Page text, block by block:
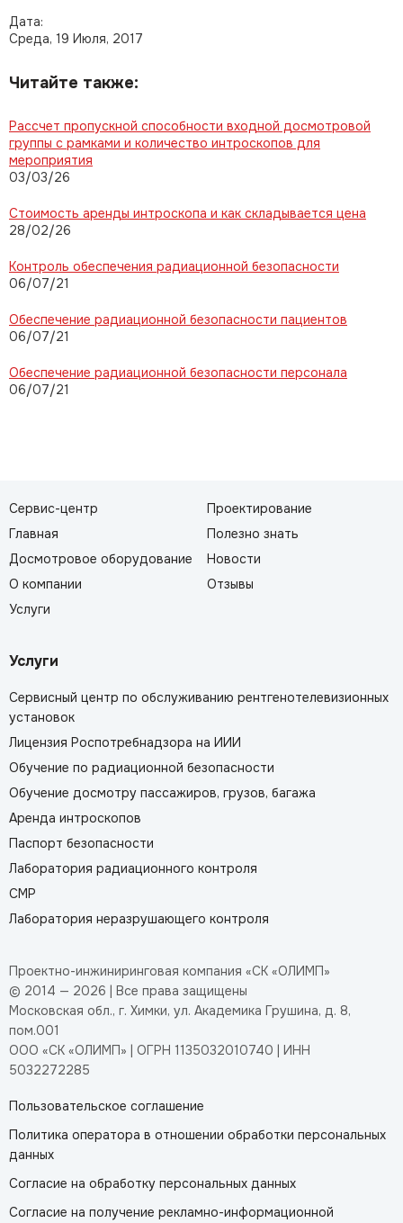
Дата:
Среда, 19 Июля, 2017
Читайте также:
Рассчет пропускной способности входной досмотровой
группы с рамками и количество интроскопов для
мероприятия
03/03/26
Стоимость аренды интроскопа и как складывается цена
28/02/26
Контроль обеспечения радиационной безопасности
06/07/21
Обеспечение радиационной безопасности пациентов
06/07/21
Обеспечение радиационной безопасности персонала
06/07/21
Сервис-центр
Главная
Досмотровое оборудование
О компании
Услуги
Проектирование
Полезно знать
Новости
Отзывы
Услуги
Сервисный центр по обслуживанию рентгенотелевизионных
установок
Лицензия Роспотребнадзора на ИИИ
Обучение по радиационной безопасности
Обучение досмотру пассажиров, грузов, багажа
Аренда интроскопов
Паспорт безопасности
Лаборатория радиационного контроля
СМР
Лаборатория неразрушающего контроля
Проектно-инжиниринговая компания «СК «ОЛИМП»
© 2014 — 2026 | Все права защищены
Московская обл., г. Химки, ул. Академика Грушина, д. 8,
пом.001
ООО «СК «ОЛИМП» | ОГРН 1135032010740 | ИНН
5032272285
Пользовательское соглашение
Политика оператора в отношении обработки персональных
данных
Согласие на обработку персональных данных
Согласие на получение рекламно-информационной